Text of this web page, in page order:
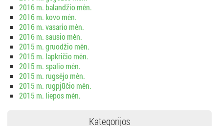
2016 m. balandžio mėn.
2016 m. kovo mėn.
2016 m. vasario mėn.
2016 m. sausio mėn.
2015 m. gruodžio mėn.
2015 m. lapkričio mėn.
2015 m. spalio mėn.
2015 m. rugsėjo mėn.
2015 m. rugpjūčio mėn.
2015 m. liepos mėn.
Kategorijos